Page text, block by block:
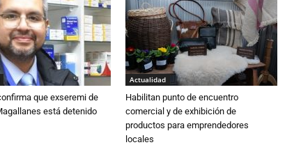
que exseremi de
está detenido
Actualidad
Habilitan punto de encuentro
comercial y de exhibición de
productos para emprendedores
locales